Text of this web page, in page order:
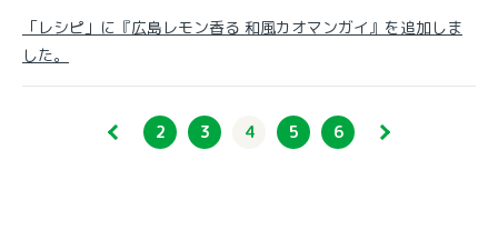
「レシピ」に『広島レモン香る 和風カオマンガイ』を追加しま
した。
2 3 4 5 6